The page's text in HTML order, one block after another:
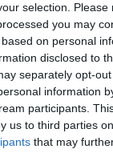
selection.
you may
on personal
disclosed to
separately opt-
information
participants.
us to third parties
that may